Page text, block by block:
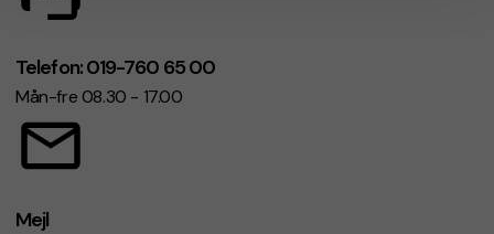
Telefon: 019-760 65 00
Mån-fre 08.30 - 17.00
Mejl